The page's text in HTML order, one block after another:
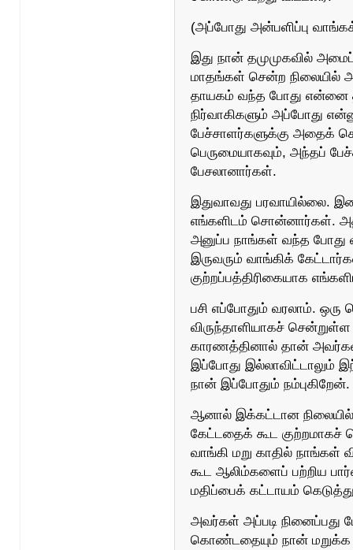
(அப்போது அன்பளிப்பு
இது நான் தமுமுகவில்
மாதங்கள் சென்ற நிலையில்
தாயகம் வந்த போது என்னை
நிர்வாகிகளும் அப்போது
பேச்சாளர்களுக்கு அதைக்
பெருமையாகவும், அந்தப்
பேசலானார்கள்.
இதுவாவது பரவாயில்லை.
எங்களிடம் சொன்னார்கள்.
அனுப்ப நாங்கள் வந்த போது
இருவரும் வாங்கிக்
குற்றப்பத்திரிகையாக
பசி எப்போதும் வரலாம். ஒரு
விருந்தாளியாகச்
காரணத்தினால் தான் அவர்கள்
இப்போது இல்லாவிட்டாலும்
நான் இப்போதும் நம்புகிறேன்.
ஆனால் இக்கட்டான நிலையில்
கேட்டதைக் கூட குற்றமாகச்
வாங்கி மறு காதில் நாங்கள்
கூட ஆலிம்களைப் பற்றிய
மதிப்பைக் கட்டாயம்
அவர்கள் அப்படி நினைப்பது
கொண்டதையும் நான் மறுக்க